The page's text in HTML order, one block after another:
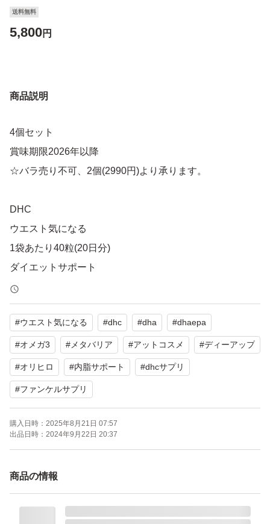
送料無料
5,800円
商品説明
4個セット
賞味期限2026年以降
☆バラ売り不可、2個(2990円)より承ります。
DHC
ウエスト気になる
1袋あたり40粒(20日分)
ダイエットサポート
健康食品
機能性表示食品
新品未開封
正規品
肥満気味の方のウエスト周りも中性脂肪もスッキリ。
☆価格相談をされる方とのお取り引きは一律控えさせて頂
よろしくお願い致します。
#ウエスト気になる #dhc #dha #dhaepa
#オメガ3 #メタバリア #アットコスメ #ディーアップ
#オリヒロ #内脂サポート #dhcサプリ
#ファンケルサプリ
購入日時： 2025年8月21日 07:57
出品日時： 2024年9月22日 20:37
商品の情報